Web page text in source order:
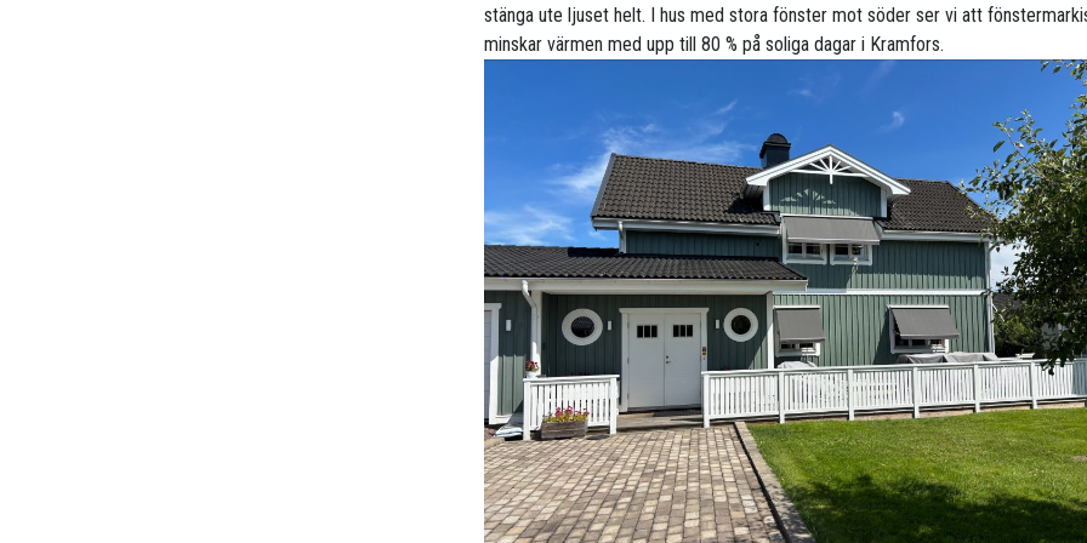
stänga ute ljuset helt. I hus med stora fönster mot söder ser vi att
minskar värmen med upp till 80 % på soliga dagar i Kramfors.